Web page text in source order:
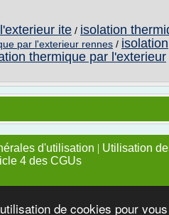
de cookies pour
ite / isolation
par l'exterieur rennes / isolation
thermique par l'exterieur
d'utilisation | Utilisation
4 des CGUs